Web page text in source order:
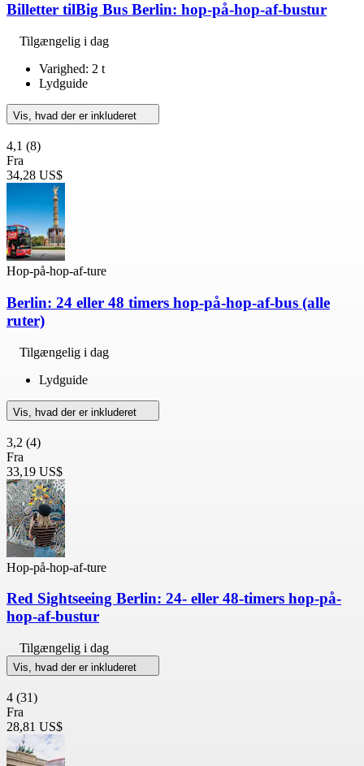
Billetter tilBig Bus Berlin: hop-på-hop-af-bustur
Tilgængelig i dag
Varighed: 2 t
Lydguide
Vis, hvad der er inkluderet
4,1 (8)
Fra
34,28 US$
Hop-på-hop-af-ture
Berlin: 24 eller 48 timers hop-på-hop-af-bus (alle
ruter)
Tilgængelig i dag
Lydguide
Vis, hvad der er inkluderet
3,2 (4)
Fra
33,19 US$
Hop-på-hop-af-ture
Red Sightseeing Berlin: 24- eller 48-timers hop-på-
hop-af-bustur
Tilgængelig i dag
Vis, hvad der er inkluderet
4 (31)
Fra
28,81 US$